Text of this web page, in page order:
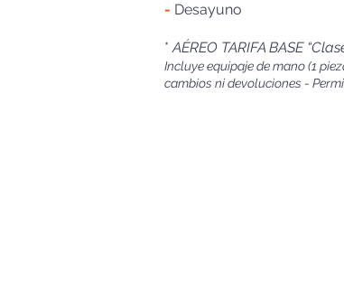
- Desayuno
*AÉREO TARIFA BASE
Incluye equipaje de mano (1
cambios ni devoluciones -